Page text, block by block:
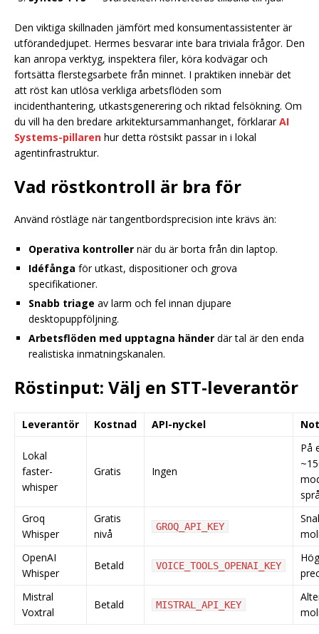
Den viktiga skillnaden jämfört med konsumentassistenter är
utförandedjupet. Hermes besvarar inte bara triviala frågor. Den
kan anropa verktyg, inspektera filer, köra kodvägar och
fortsätta flerstegsarbete från minnet. I praktiken innebär det
att röst kan utlösa verkliga arbetsflöden som
incidenthantering, utkastsgenerering och riktad felsökning. Om
du vill ha den bredare arkitektursammanhanget, förklararAI
Systems-pillaren hur detta röstsikt passar in i lokal
agentinfrastruktur.
Vad röstkontroll är bra för
Använd röstläge när tangentbordsprecision inte krävs än:
Operativa kontroller när du är borta från din laptop.
Idéfånga för utkast, dispositioner och grova
specifikationer.
Snabb triage av larm och fel innan djupare
desktopuppföljning.
Arbetsflöden med upptagna händer där tal är den enda
realistiska inmatningskanalen.
Röstinput: Välj en STT-leverantör
Leverantör Kostnad API-nyckel
Lokal
faster-
whisper
Gratis Ingen
På
Groq
Whisper
Gratis
nivå
GROQ_API_KEY
OpenAI
Whisper
Betald VOICE_TOOLS_OPENAI_KEY
Mistral
Voxtral
Betald MISTRAL_API_KEY